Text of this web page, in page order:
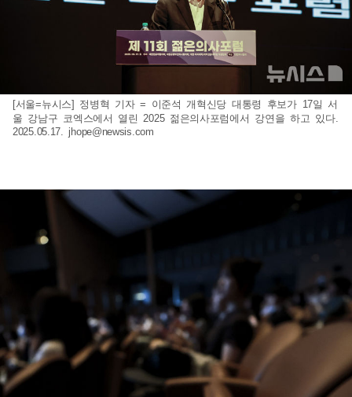
[서울=뉴시스] 정병혁 기자 = 이준석 개혁신당 대통령 후보가 17일 서
울 강남구 코엑스에서 열린 2025 젊은의사포럼에서 강연을 하고 있다.
2025.05.17. jhope@newsis.com